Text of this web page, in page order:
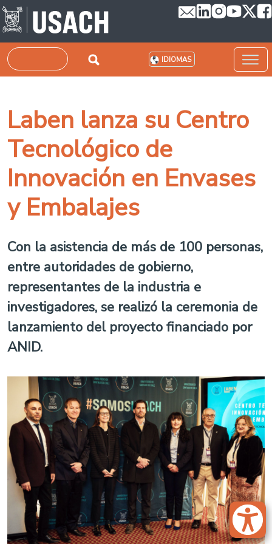
Pasar al contenido principal
Buscar IDIOMAS
Laben lanza su Centro
Tecnológico de
Innovación en Envases
y Embalajes
Con la asistencia de más de 100 personas,
entre autoridades de gobierno,
representantes de la industria e
investigadores, se realizó la ceremonia de
lanzamiento del proyecto financiado por
ANID.